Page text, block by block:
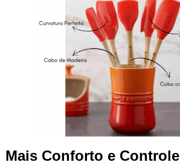
Mais Conforto e Controle